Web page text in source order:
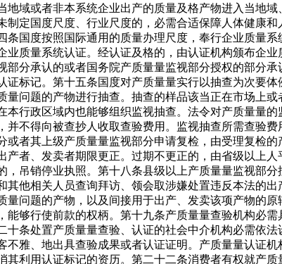
域或者非本系统企业出产的质量及格产物进入当地
定国度尺度、行业尺度的，必需合适保障人体健康
国度按照国际通用的质量办理尺度，奉行企业质量
质量系统认证。经认证及格的，由认证机构颁布企
分承认的或者国务院产质量量监视部分授权的部分
标记。第十五条国度对产质量量实行以抽查为次要
问题的产物进行抽查。抽查的样品该当正在市场上
行政区域内也能够组织监视抽查。法令对产质量量
不得向被查抄人收取查验费用。监视抽查所需查验
者其上级产质量量监视部分申请复检，由受理复检
者、发卖者期限更正。过期不更正的，由省级以上
吊销停业执照。第十八条县级以上产质量量监视部
他相关人员查询拜访、领会取涉嫌处置违反本法的
问题的产物，以及间接用于出产、发卖该项产物的
够行使前款的权柄。第十九条产质量量查验机构必
条处置产质量量查验、认证的社会中介机构必需依
雅、地出具查验成果或者认证证明。产质量量认证
利用认证标记的资历。第二十二条消费者有权就产